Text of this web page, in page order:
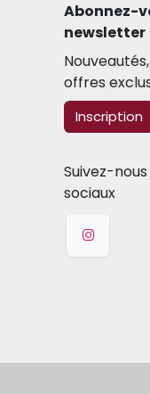
Abonnez-
newsletter​
offres
​​​​Inscription
Suivez-
sociaux